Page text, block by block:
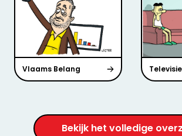
Vlaams Belang
Bekijk het volledige